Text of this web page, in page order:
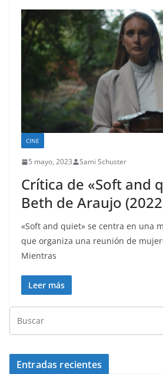
CINE
5 mayo, 2023 Sami Schuster
Crítica de «Soft and
Beth de Araujo
«Soft and quiet» se centra en una
que organiza una reunión de
Mientras
Leer más
Entradas recientes